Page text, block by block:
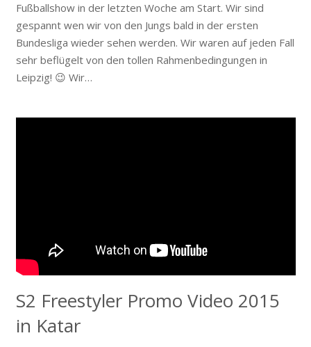
Fußballshow in der letzten Woche am Start. Wir sind
gespannt wen wir von den Jungs bald in der ersten
Bundesliga wieder sehen werden. Wir waren auf jeden Fall
sehr beflügelt von den tollen Rahmenbedingungen in
Leipzig! 😉 Wir…
S2 Freestyler Promo Video 2015
in Katar